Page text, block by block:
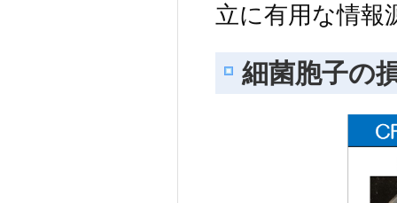
立に有用な情報
細菌胞子の